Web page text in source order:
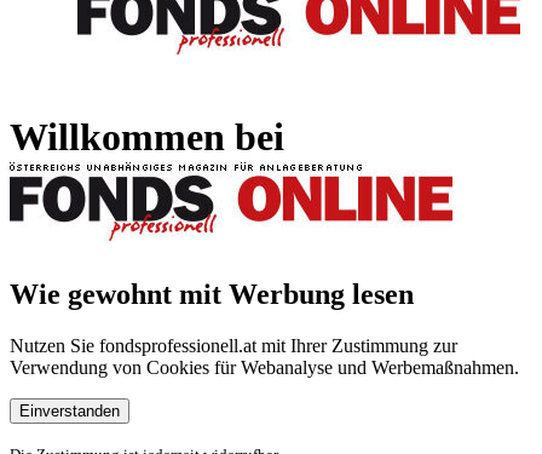
Willkommen bei
Wie gewohnt mit Werbung lesen
Nutzen Sie fondsprofessionell.at mit Ihrer Zustimmung zur
Verwendung von Cookies für Webanalyse und Werbemaßnahmen.
Einverstanden